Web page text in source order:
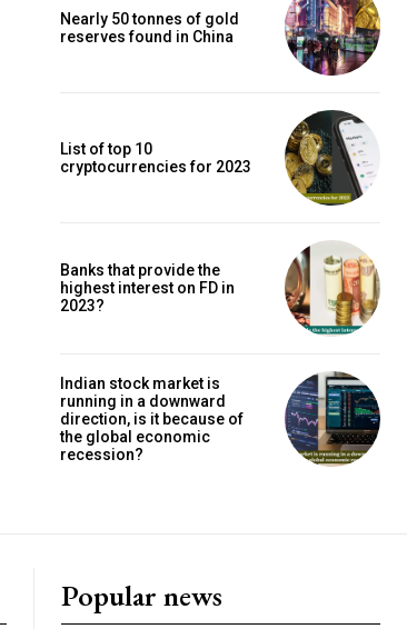
Nearly 50 tonnes of gold
reserves found in China
List of top 10
cryptocurrencies for 2023
Banks that provide the
highest interest on FD in
2023?
Indian stock market is
running in a downward
direction, is it because of
the global economic
recession?
Popular news